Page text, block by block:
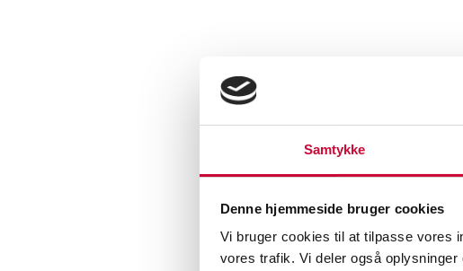
Samtykke
Denne hjemmeside bruger cookies
Vi bruger cookies til at tilpasse vores
vores trafik. Vi deler også